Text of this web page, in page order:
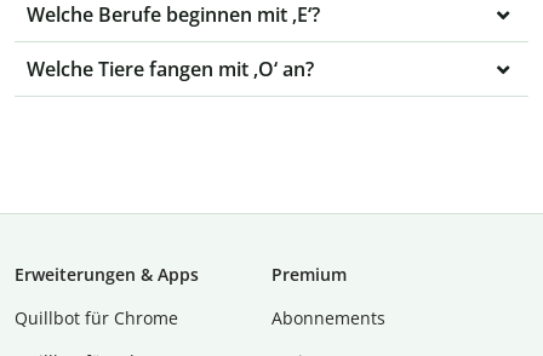
Welche Berufe beginnen mit ‚E‘?
Welche Tiere fangen mit ‚O‘ an?
Erweiterungen & Apps
Quillbot für Chrome
Premium
Abon­ne­ments